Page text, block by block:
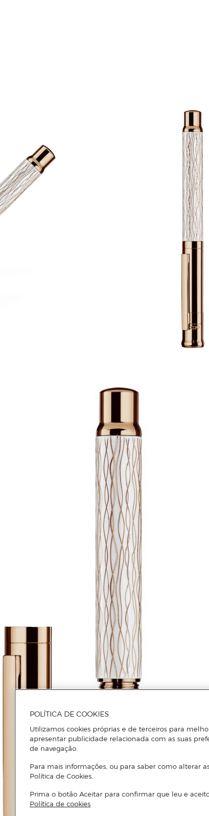
POLÍTICA DE COOKIES
Utilizamos cookies próprias e de terceiros para
apresentar publicidade relacionada com as suas
de navegação.
Para mais informações, ou para saber como alterar
Política de Cookies.
Prima o botão Aceitar para confirmar que leu e
Política de cookies